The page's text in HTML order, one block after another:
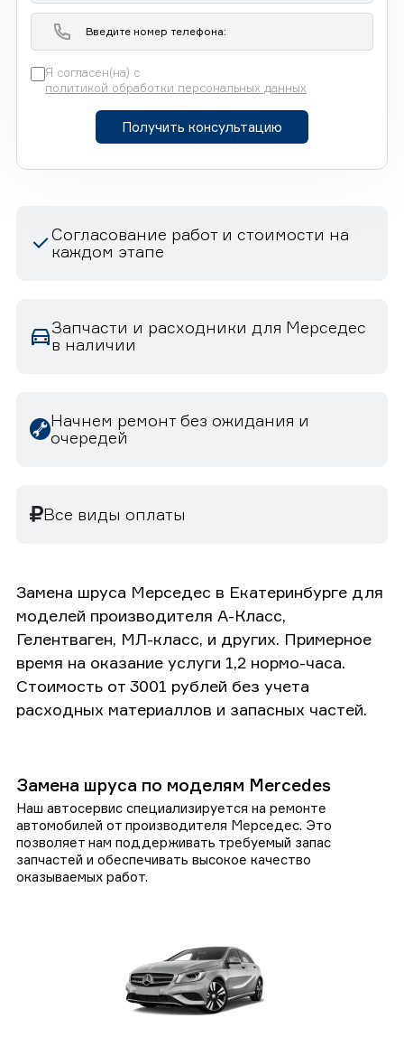
Я согласен(на) с
политикой обработки персональных данных
Получить консультацию
Согласование работ и стоимости на
каждом этапе
Запчасти и расходники для Мерседес
в наличии
Начнем ремонт без ожидания и
очередей
Все виды оплаты
Замена шруса Мерседес в Екатеринбурге для
моделей производителя А-Класс,
Гелентваген, МЛ-класс, и других. Примерное
время на оказание услуги 1,2 нормо-часа.
Стоимость от 3001 рублей без учета
расходных материаллов и запасных частей.
Замена шруса по моделям Mercedes
Наш автосервис специализируется на ремонте
автомобилей от производителя Мерседес. Это
позволяет нам поддерживать требуемый запас
запчастей и обеспечивать высокое качество
оказываемых работ.